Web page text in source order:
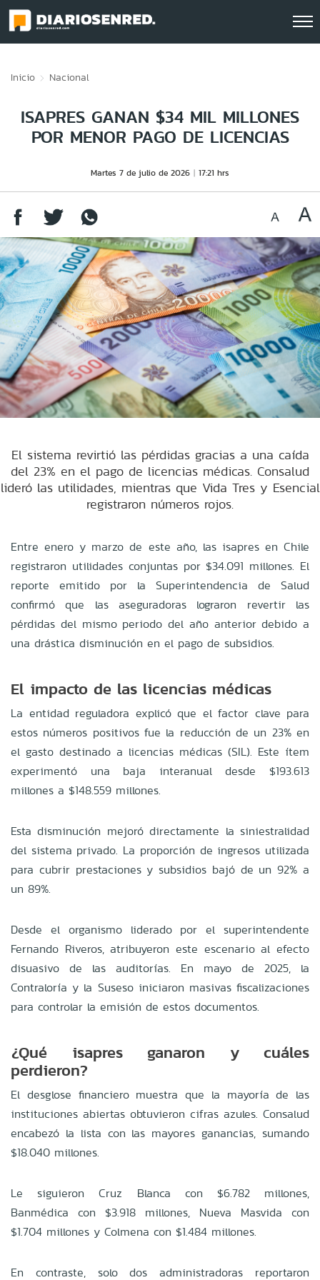
Inicio Nacional
ISAPRES GANAN $34 MIL MILLONES
POR MENOR PAGO DE LICENCIAS
Martes 7 de julio de 2026 17:21 hrs
El sistema revirtió las pérdidas gracias a una caída
del 23% en el pago de licencias médicas. Consalud
lideró las utilidades, mientras que Vida Tres y Esencial
registraron números rojos.
Entre enero y marzo de este año, las isapres en Chile
registraron utilidades conjuntas por $34.091 millones. El
reporte emitido por la Superintendencia de Salud
confirmó que las aseguradoras lograron revertir las
pérdidas del mismo periodo del año anterior debido a
una drástica disminución en el pago de subsidios.
El impacto de las licencias médicas
La entidad reguladora explicó que el factor clave para
estos números positivos fue la reducción de un 23% en
el gasto destinado a licencias médicas (SIL). Este ítem
experimentó una baja interanual desde $193.613
millones a $148.559 millones.
Esta disminución mejoró directamente la siniestralidad
del sistema privado. La proporción de ingresos utilizada
para cubrir prestaciones y subsidios bajó de un 92% a
un 89%.
Desde el organismo liderado por el superintendente
Fernando Riveros, atribuyeron este escenario al efecto
disuasivo de las auditorías. En mayo de 2025, la
Contraloría y la Suseso iniciaron masivas fiscalizaciones
para controlar la emisión de estos documentos.
¿Qué isapres ganaron y cuáles
perdieron?
El desglose financiero muestra que la mayoría de las
instituciones abiertas obtuvieron cifras azules. Consalud
encabezó la lista con las mayores ganancias, sumando
$18.040 millones.
Le siguieron Cruz Blanca con $6.782 millones,
Banmédica con $3.918 millones, Nueva Masvida con
$1.704 millones y Colmena con $1.484 millones.
En contraste, solo dos administradoras reportaron